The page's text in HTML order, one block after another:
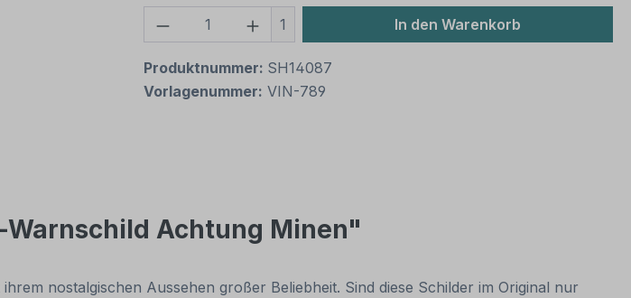
Produkt Anzahl: Gib den gewünschten Wert
1 In den Warenkorb
Produktnummer: SH14087
Vorlagenummer: VIN-789
Achtung Minen"
nostalgischen Aussehen großer Beliebheit. Sind diese Schilder im Original nur